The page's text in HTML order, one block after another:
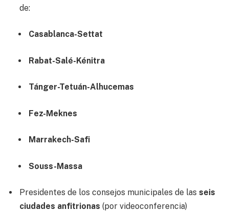
de:
Casablanca-Settat
Rabat-Salé-Kénitra
Tánger-Tetuán-Alhucemas
Fez-Meknes
Marrakech-Safi
Souss-Massa
Presidentes de los consejos municipales de las seis
ciudades anfitrionas (por videoconferencia)